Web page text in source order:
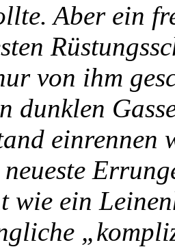
Aber ein
von ihm
dunklen
wie ein